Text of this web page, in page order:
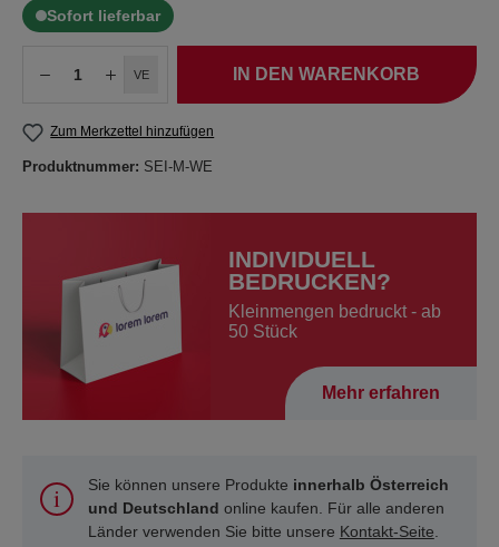
Sofort lieferbar
VE IN DEN WARENKORB
Zum Merkzettel hinzufügen
Produktnummer: SEI-M-WE
INDIVIDUELL
BEDRUCKEN?
Kleinmengen bedruckt - ab
50 Stück
Mehr erfahren
Sie können unsere Produkte innerhalb Österreich
und Deutschland online kaufen. Für alle anderen
Länder verwenden Sie bitte unsere Kontakt-Seite.